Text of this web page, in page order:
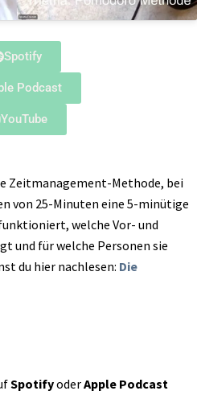
Spotify
Podcast
YouTube
Zeitmanagement-Methode, bei
von 25-Minuten eine 5-minütige
welche Vor- und
und für welche Personen sie
du hier nachlesen: Die
SpotifyoderApple Podcast